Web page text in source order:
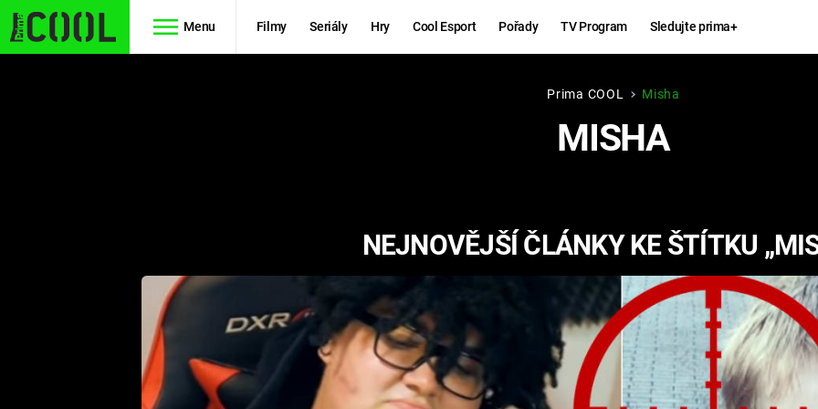
Menu Filmy Seriály Hry Cool Esport Pořady TV Program Sledujte prima+
FUTURAMA
RYCHLE A
ZBĚSILE 10
PREDÁTOR
KINGDOM
COME:
DELIVERANCE
ESPORT
CHUCK
NORRIS
Prima COOL Misha
MISHA
NEJNOVĚJŠÍ ČLÁNKY KE ŠTÍTKU